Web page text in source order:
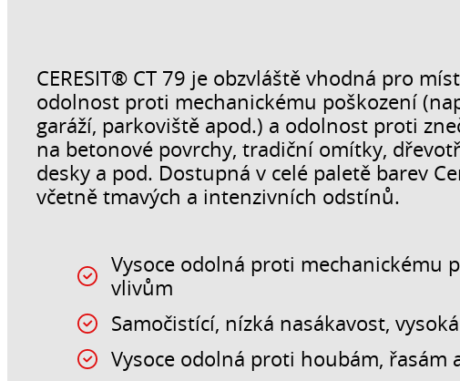
CERESIT® CT 79 je obzvláště vhodná pro
odolnost proti mechanickému poškození
garáží, parkoviště apod.) a odolnost proti
na betonové povrchy, tradiční omítky,
desky a pod. Dostupná v celé paletě barev
včetně tmavých a intenzivních odstínů.
Vysoce odolná proti mechanickému
vlivům
Samočistící, nízká nasákavost,
Vysoce odolná proti houbám, řasám